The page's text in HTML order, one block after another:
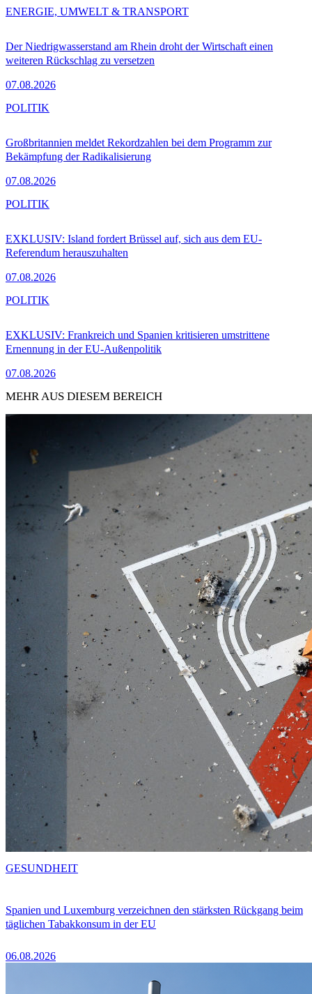
Der Niedrigwasserstand am Rhein droht der Wirtschaft einen
weiteren Rückschlag zu versetzen
07.08.2026
ENERGIE, UMWELT & TRANSPORT
Großbritannien meldet Rekordzahlen bei dem Programm zur
Bekämpfung der Radikalisierung
07.08.2026
POLITIK
EXKLUSIV: Island fordert Brüssel auf, sich aus dem EU-
Referendum herauszuhalten
07.08.2026
POLITIK
EXKLUSIV: Frankreich und Spanien kritisieren umstrittene
Ernennung in der EU-Außenpolitik
07.08.2026
POLITIK
MEHR AUS DIESEM BEREICH
Spanien und Luxemburg verzeichnen den stärksten Rückgang beim
täglichen Tabakkonsum in der EU
06.08.2026
GESUNDHEIT